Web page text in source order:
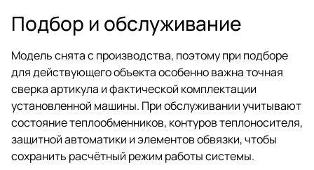
Подбор и обслуживание
Модель снята с производства, поэтому при подборе
для действующего объекта особенно важна точная
сверка артикула и фактической комплектации
установленной машины. При обслуживании учитывают
состояние теплообменников, контуров теплоносителя,
защитной автоматики и элементов обвязки, чтобы
сохранить расчётный режим работы системы.